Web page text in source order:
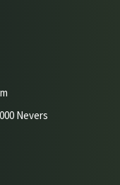
Nevers